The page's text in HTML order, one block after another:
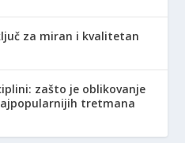
za miran i kvalitetan
zašto je oblikovanje
tretmana